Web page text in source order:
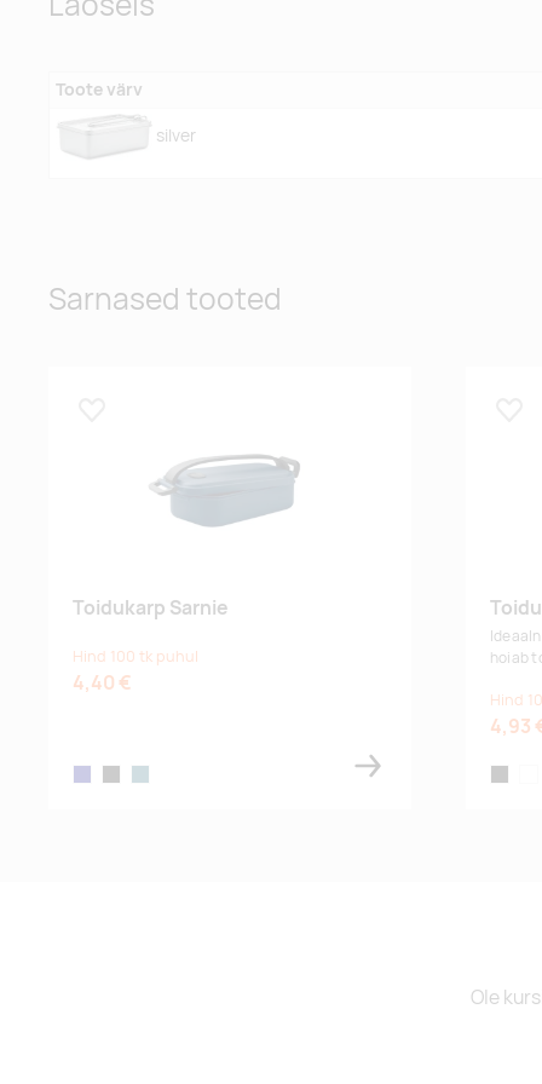
Toote värv
silver
Sarnased tooted
Toidukarp Sarnie
Hind 100 tk puhul
4,40 €
hoiab
Hind
4,93
Ole